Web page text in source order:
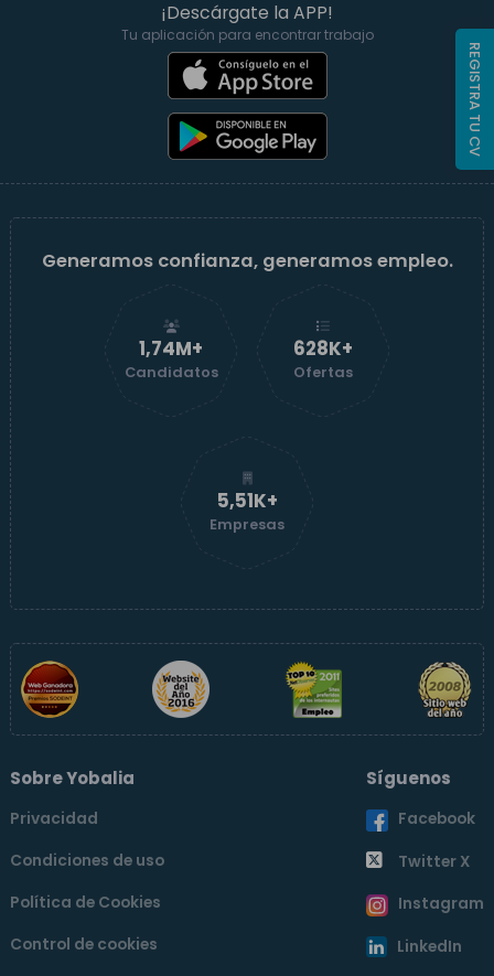
¡Descárgate la APP!
Tu aplicación para encontrar trabajo
Generamos confianza, generamos empleo.
1,74M+
Candidatos
629K+
Ofertas
5,51K+
Empresas
Sobre Yobalia
Privacidad
Condiciones de uso
Política de Cookies
Control de cookies
Síguenos
Facebook
Twitter X
Instagram
LinkedIn
REGISTRA TU CV